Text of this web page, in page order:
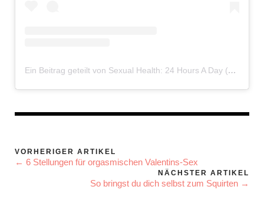
Ein Beitrag geteilt von Sexual Health: 24 Hours A Day (@sh24_nhs)
VORHERIGER ARTIKEL
← 6 Stellungen für orgasmischen Valentins-Sex
NÄCHSTER ARTIKEL
So bringst du dich selbst zum Squirten →